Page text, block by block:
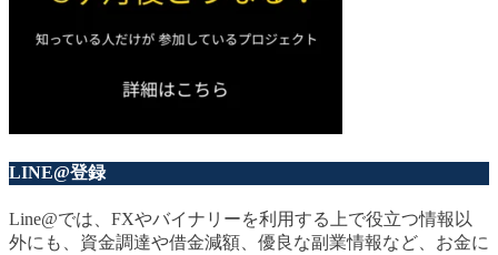
LINE@登録
Line@では、FXやバイナリーを利用する上で役立つ情報以
外にも、資金調達や借金減額、優良な副業情報など、お金に